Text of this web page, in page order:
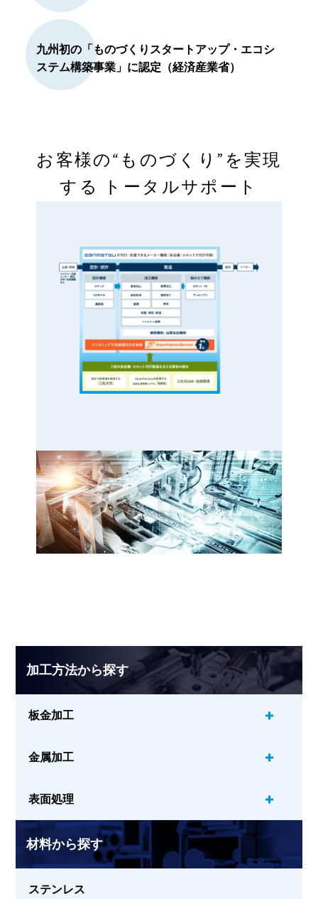
九州初の「ものづくりスタートアップ・エコシ
ステム構築事業」に認定（経済産業省）
お客様の“ものづくり”を実現
する
トータルサポート
加工方法から探す
板金加工
金属加工
表面処理
材料から探す
ステンレス